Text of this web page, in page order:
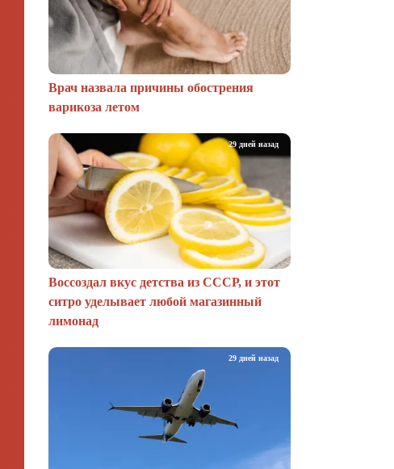
Врач назвала причины обострения
варикоза летом
Воссоздал вкус детства из СССР, и этот
ситро уделывает любой магазинный
лимонад
29 дней назад
29 дней назад